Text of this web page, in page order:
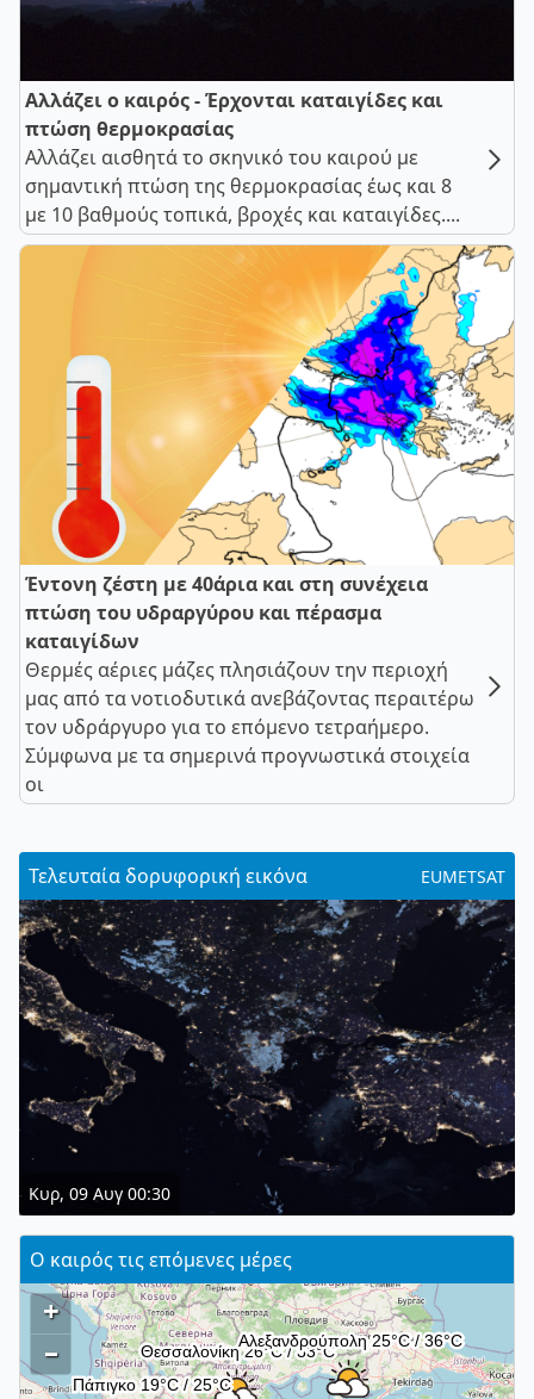
Αλλάζει ο καιρός - Έρχονται καταιγίδες και
πτώση θερμοκρασίας
Αλλάζει αισθητά το σκηνικό του καιρού με
σημαντική πτώση της θερμοκρασίας έως και 8
με 10 βαθμούς τοπικά, βροχές και καταιγίδες....
Έντονη ζέστη με 40άρια και στη συνέχεια
πτώση του υδραργύρου και πέρασμα
καταιγίδων
Θερμές αέριες μάζες πλησιάζουν την περιοχή
μας από τα νοτιοδυτικά ανεβάζοντας περαιτέρω
τον υδράργυρο για το επόμενο τετραήμερο.
Σύμφωνα με τα σημερινά προγνωστικά στοιχεία
οι
Τελευταία δορυφορική εικόνα EUMETSAT
Κυρ, 09 Αυγ 00:30
Ο καιρός τις επόμενες μέρες
+
–